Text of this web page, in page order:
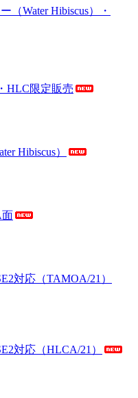
（Water Hibiscus）・
HLC限定販売
Hibiscus）
面
対応（TAMOA/21）
対応（HLCA/21）